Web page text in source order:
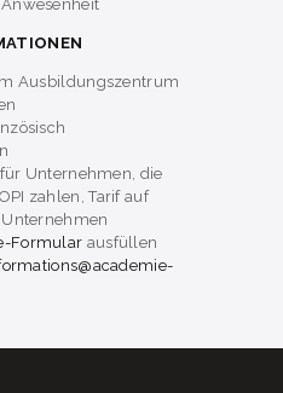
Ausbildungszentrum
für Unternehmen, die
zahlen, Tarif auf
Formular ausfüllen